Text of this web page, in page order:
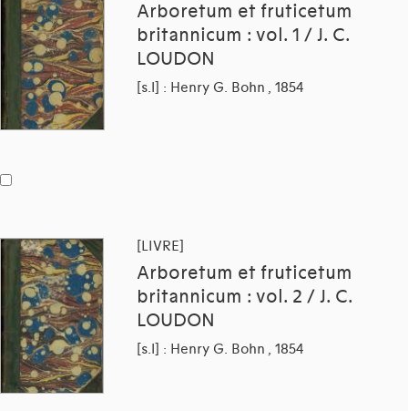
Arboretum et fruticetum
britannicum : vol. 1 / J. C.
LOUDON
[s.l] : Henry G. Bohn , 1854
[LIVRE]
Arboretum et fruticetum
britannicum : vol. 2 / J. C.
LOUDON
[s.l] : Henry G. Bohn , 1854